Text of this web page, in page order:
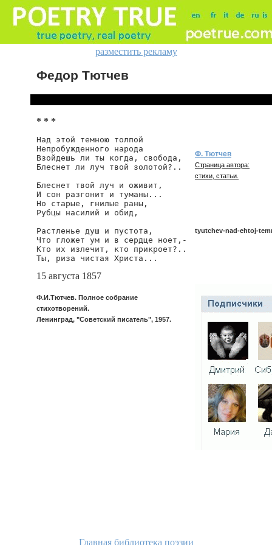
разместить рекламу
Федор Тютчев
* * *
Над этой темною толпой
Непробужденного народа
Взойдешь ли ты когда, свобода,
Блеснет ли луч твой золотой?..
Блеснет твой луч и оживит,
И сон разгонит и туманы...
Но старые, гнилые раны,
Рубцы насилий и обид,
Растленье душ и пустота,
Что гложет ум и в сердце ноет,-
Кто их излечит, кто прикроет?..
Ты, риза чистая Христа...
15 августа 1857
Ф.И.Тютчев. Полное собрание
стихотворений.
Ленинград, "Советский писатель", 1957.
Ф. Тютчев
Страница автора:
стихи, статьи.
tyutchev-nad-ehtoj-
Главная библиотека поэзии